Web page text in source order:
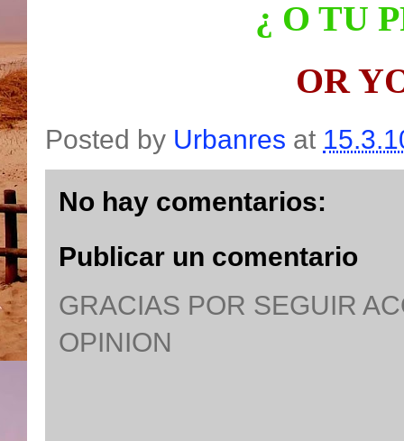
¿ O TU
OR Y
Posted by Urbanres at
No hay comentarios:
Publicar un comentario
GRACIAS POR SEGUIR
OPINION